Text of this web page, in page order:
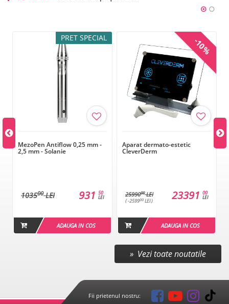
PRET SPECIAL
MezoPen Antiflow 0,25 mm -
2,5 mm - Solanie
103500LEI 50
LEI
931
ADAUGA IN COS
-10%
Aparat dermato-estetic
CleverDerm
2599000LEI
( -259900 LEI )
00
LEI
23391
ADAUGA IN COS
» Vezi toate noutatile
Fii prietenul nostru: